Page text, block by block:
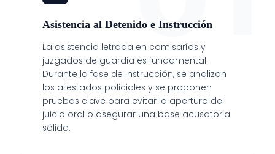
Asistencia al Detenido e Instrucción
La asistencia letrada en comisarías y
juzgados de guardia es fundamental.
Durante la fase de instrucción, se analizan
los atestados policiales y se proponen
pruebas clave para evitar la apertura del
juicio oral o asegurar una base acusatoria
sólida.